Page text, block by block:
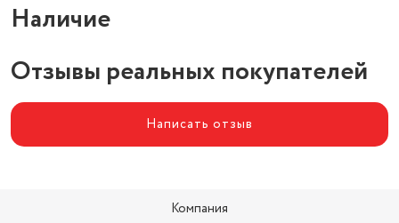
Наличие
Отзывы реальных покупателей
Написать отзыв
Компания